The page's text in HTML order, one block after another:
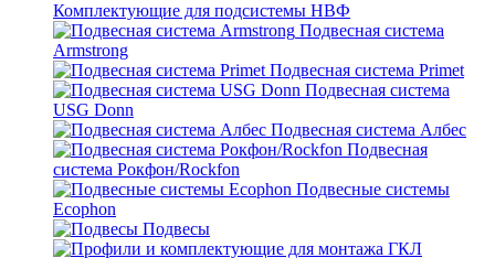
Комплектующие для подсистемы НВФ
Подвесная система
Armstrong
Подвесная система Primet
Подвесная система
USG Donn
Подвесная система Албес
Подвесная
система Рокфон/Rockfon
Подвесные системы
Ecophon
Подвесы